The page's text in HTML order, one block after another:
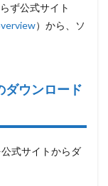
ず公式サイト
）から、ソ
ウンロード
式サイトからダ